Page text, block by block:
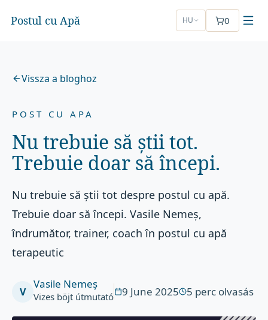
Postul cu Apă HU 0
Vissza a bloghoz
POST CU APA
Nu trebuie să știi tot.
Trebuie doar să începi.
Nu trebuie să știi tot despre postul cu apă.
Trebuie doar să începi. Vasile Nemeș,
îndrumător, trainer, coach în postul cu apă
terapeutic
V
Vasile Nemeș
Vizes böjt útmutató 9 June 2025 5 perc olvasás